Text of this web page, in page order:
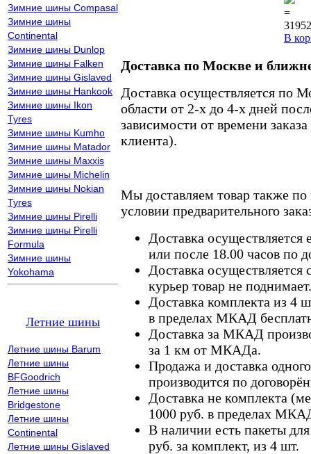
Зимние шины Compasal
Зимние шины
Continental
Зимние шины Dunlop
Зимние шины Falken
Зимние шины Gislaved
Зимние шины Hankook
Зимние шины Ikon
Tyres
Зимние шины Kumho
Зимние шины Matador
Зимние шины Maxxis
Зимние шины Michelin
Зимние шины Nokian
Tyres
Зимние шины Pirelli
Зимние шины Pirelli
Formula
Зимние шины
Yokohama
Летние шины
Летние шины Barum
Летние шины
BFGoodrich
Летние шины
Bridgestone
Летние шины
Continental
Летние шины Gislaved
=
В
Доставка по Москве и
Доставка осуществляется по
области от 2-х до 4-х дней
зависимости от времени
клиента).
Мы доставляем товар также
условии предварительного
Доставка осуществляется
или после 18.00 часов по
Доставка осуществляется
курьер товар не поднимает.
Доставка комплекта из 4
в пределах МКАД
Доставка за МКАД
за 1 км от МКАДа.
Продажа и доставка
производится по
Доставка не комплекта
1000 руб. в пределах
В наличии есть пакеты
руб. за комплект, из 4 шт.